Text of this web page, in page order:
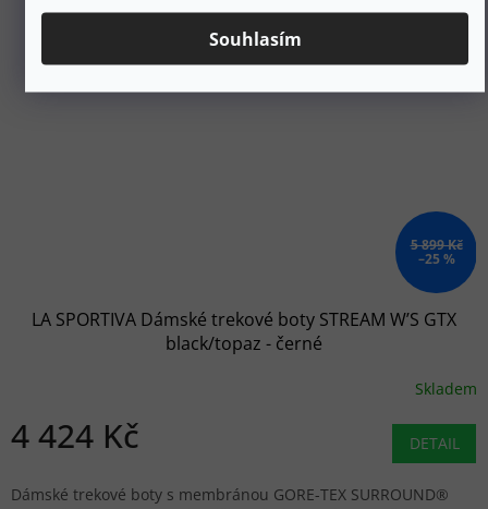
Souhlasím
5 899 Kč
–25 %
LA SPORTIVA Dámské trekové boty STREAM W’S GTX
black/topaz - černé
Skladem
4 424 Kč DETAIL
Dámské trekové boty s membránou GORE-TEX SURROUND®